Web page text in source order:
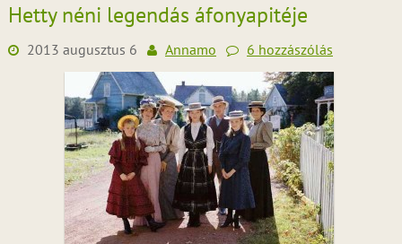
Hetty néni legendás áfonyapitéje
2013 augusztus 6 Annamo 6 hozzászólás